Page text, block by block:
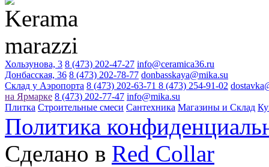
Хользунова, 3 8 (473) 202-47-27 info@ceramica36.ru
Донбасская, 36 8 (473) 202-78-77 donbasskaya@mika.su
Склад у Аэропорта 8 (473) 202-63-71 8 (473) 254-91-02
на Ярмарке 8 (473) 202-77-47 info@mika.su
Плитка Строительные смеси Сантехника Магазины и Склад
Политика
Сделано в Red Collar